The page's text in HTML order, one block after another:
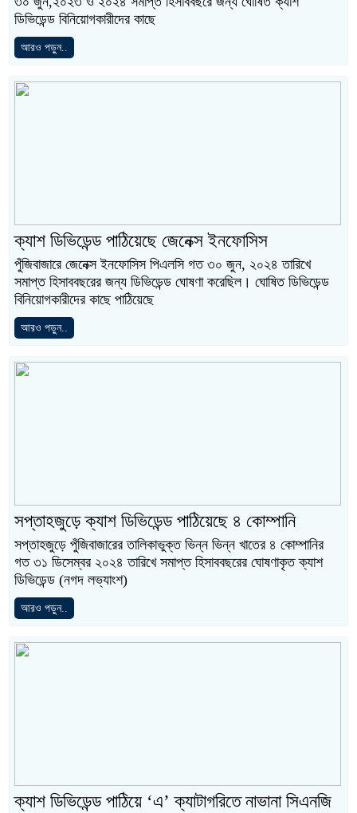
ডিভিডেন্ড বিনিয়োগকারীদের কাছে
আরও পড়ুন..
ক্যাশ ডিভিডেন্ড পাঠিয়েছে জেনেক্স ইনফোসিস
পুঁজিবাজারে জেনেক্স ইনফোসিস পিএলসি গত ৩০ জুন, ২০২৪ তারিখে
সমাপ্ত হিসাববছরের জন্য ডিভিডেন্ড ঘোষণা করেছিল। ঘোষিত ডিভিডেন্ড
বিনিয়োগকারীদের কাছে পাঠিয়েছে
আরও পড়ুন..
সপ্তাহজুড়ে ক্যাশ ডিভিডেন্ড পাঠিয়েছে ৪ কোম্পানি
সপ্তাহজুড়ে পুঁজিবাজারের তালিকাভুক্ত ভিন্ন ভিন্ন খাতের ৪ কোম্পানির
গত ৩১ ডিসেম্বর ২০২৪ তারিখে সমাপ্ত হিসাববছরের ঘোষণাকৃত ক্যাশ
ডিভিডেন্ড (নগদ লভ্যাংশ)
আরও পড়ুন..
ক্যাশ ডিভিডেন্ড পাঠিয়ে ‘এ’ ক্যাটাগরিতে নাভানা সিএনজি